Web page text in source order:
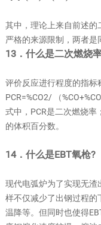
其中，理论上来自前述
严格的来源限制，两者是
13．什么是二次燃烧
评价反应进行程度的指标
PCR=%CO2/ （
式中，PCR是二次燃烧率
的体积百分数。
14．什么是EBT氧枪?
现代电弧炉为了实现无渣
样不仅减少了出钢过程的
温降等。但同时也使得